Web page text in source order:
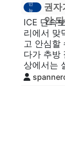
민
뉴
권자
안
ICE 단속
리에서 맞
고 안심할
다가 추방
상에서는